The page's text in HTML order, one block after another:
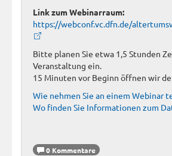
Link zum Webinarraum:
https://webconf.vc.dfn.de/
Bitte planen Sie etwa 1,5 Stunden
Veranstaltung ein.
15 Minuten vor Beginn öffnen wir
Wie nehmen Sie an einem Webinar
Wo finden Sie Informationen zum
0 Kommentare